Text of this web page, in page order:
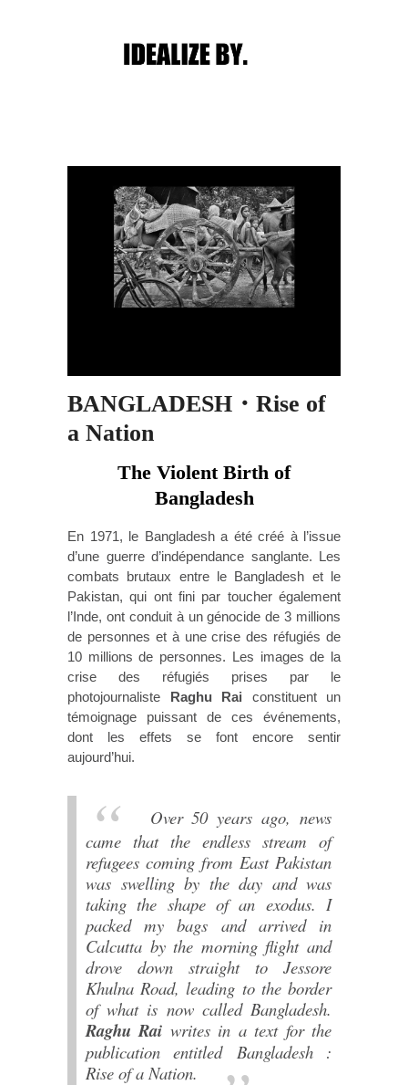
BANGLADESH・Rise of
a Nation
The Violent Birth of
Bangladesh
En 1971, le Bangladesh a été créé à l’issue
d’une guerre d’indépendance sanglante. Les
combats brutaux entre le Bangladesh et le
Pakistan, qui ont fini par toucher également
l’Inde, ont conduit à un génocide de 3 millions
de personnes et à une crise des réfugiés de
10 millions de personnes. Les images de la
crise des réfugiés prises par le
photojournaliste Raghu Rai constituent un
témoignage puissant de ces événements,
dont les effets se font encore sentir
aujourd’hui.
Over 50 years ago, news
came that the endless stream of
refugees coming from East Pakistan
was swelling by the day and was
taking the shape of an exodus. I
packed my bags and arrived in
Calcutta by the morning flight and
drove down straight to Jessore
Khulna Road, leading to the border
of what is now called Bangladesh.
Raghu Rai writes in a text for the
publication entitled Bangladesh :
Rise of a Nation.